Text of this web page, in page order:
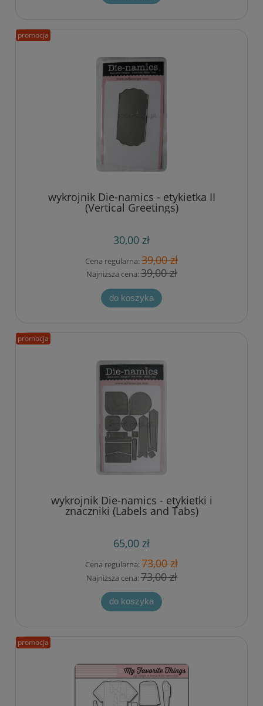
wykrojnik Die-namics - etykietka II
(Vertical Greetings)
30,00 zł
Cena regularna:39,00 zł
Najniższa cena:39,00 zł
do koszyka
promocja
wykrojnik Die-namics - etykietki i
znaczniki (Labels and Tabs)
65,00 zł
Cena regularna:73,00 zł
Najniższa cena:73,00 zł
do koszyka
promocja
promocja